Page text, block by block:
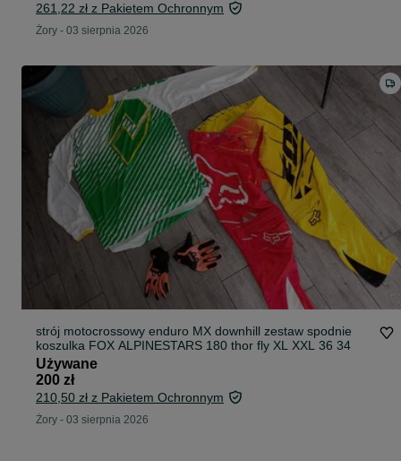
261,22 zł z Pakietem Ochronnym
Żory - 03 sierpnia 2026
strój motocrossowy enduro MX downhill zestaw spodnie
koszulka FOX ALPINESTARS 180 thor fly XL XXL 36 34
Używane
200 zł
210,50 zł z Pakietem Ochronnym
Żory - 03 sierpnia 2026